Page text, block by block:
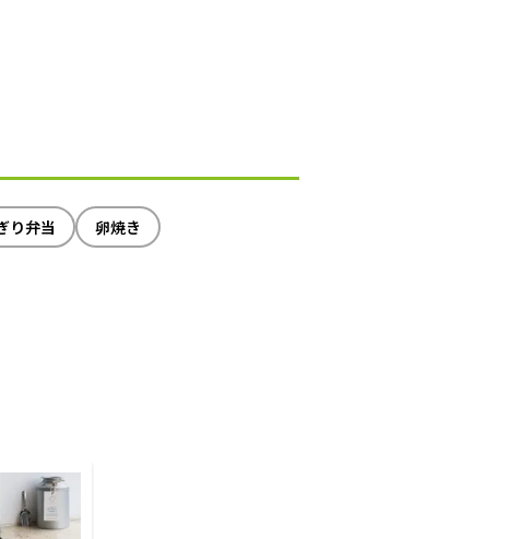
り弁当
卵焼き